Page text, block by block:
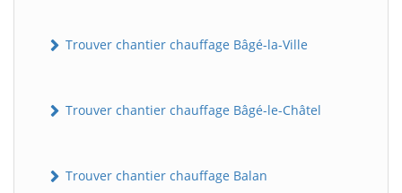
Trouver chantier chauffage Bâgé-la-Ville
Trouver chantier chauffage Bâgé-le-Châtel
Trouver chantier chauffage Balan